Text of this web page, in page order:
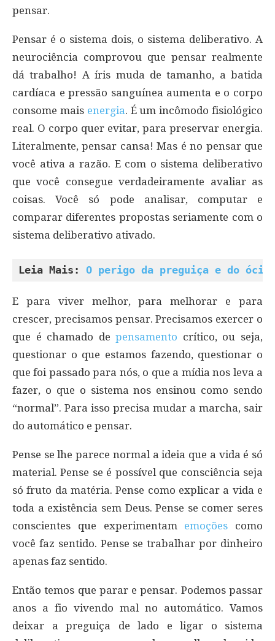
pensar.
Pensar é o sistema dois, o sistema deliberativo. A
neurociência comprovou que pensar realmente
dá trabalho! A íris muda de tamanho, a batida
cardíaca e pressão sanguínea aumenta e o corpo
consome mais energia. É um incômodo fisiológico
real. O corpo quer evitar, para preservar energia.
Literalmente, pensar cansa! Mas é no pensar que
você ativa a razão. E com o sistema deliberativo
que você consegue verdadeiramente avaliar as
coisas. Você só pode analisar, computar e
comparar diferentes propostas seriamente com o
sistema deliberativo ativado.
Leia Mais: O perigo da preguiça e do ócio
E para viver melhor, para melhorar e para
crescer, precisamos pensar. Precisamos exercer o
que é chamado depensamento crítico, ou seja,
questionar o que estamos fazendo, questionar o
que foi passado para nós, o que a mídia nos leva a
fazer, o que o sistema nos ensinou como sendo
“normal”. Para isso precisa mudar a marcha, sair
do automático e pensar.
Pense se lhe parece normal a ideia que a vida é só
material. Pense se é possível que consciência seja
só fruto da matéria. Pense como explicar a vida e
toda a existência sem Deus. Pense se comer seres
conscientes que experimentam emoções como
você faz sentido. Pense se trabalhar por dinheiro
apenas faz sentido.
Então temos que parar e pensar. Podemos passar
anos a fio vivendo mal no automático. Vamos
deixar a preguiça de lado e ligar o sistema